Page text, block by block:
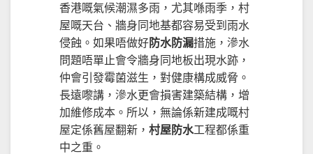
香港嘅氣候潮濕多雨，尤其喺雨季，村
屋嘅天台、牆身同地基都容易受到雨水
侵蝕。如果唔做好防水防漏措施，滲水
問題唔單止會令牆身同地板出現水跡，
仲會引發霉菌滋生，對健康構成威脅。
長遠嚟講，滲水更會損害建築結構，增
加維修成本。所以，無論係新建成嘅村
屋定係舊屋翻新， 村屋防水工程都係重
中之重。